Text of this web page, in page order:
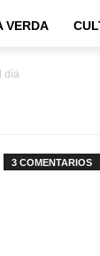
VERDA
día
3 COMENTARIOS